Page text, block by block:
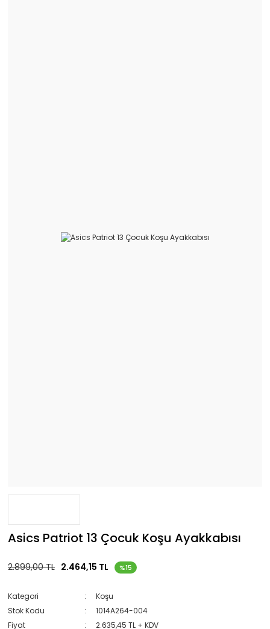
Asics Patriot 13 Çocuk Koşu Ayakkabısı
2.899,00 TL 2.464,15 TL %15
Kategori
Koşu
Stok Kodu
1014A264-004
Fiyat
2.635,45 TL + KDV